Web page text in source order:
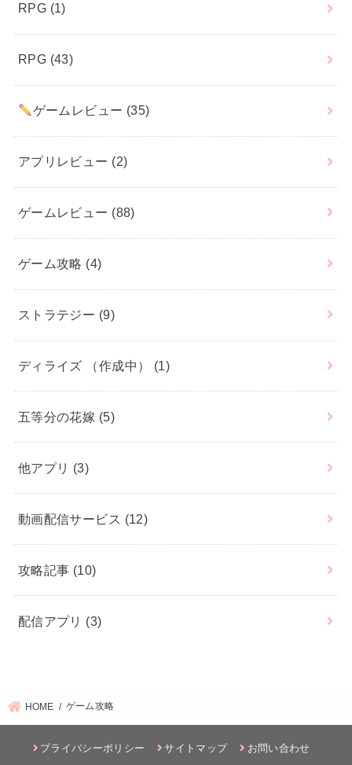
RPG (1)
RPG (43)
ゲームレビュー (35)
アプリレビュー (2)
ゲームレビュー (88)
ゲーム攻略 (4)
ストラテジー (9)
ディライズ （作成中） (1)
五等分の花嫁 (5)
他アプリ (3)
動画配信サービス (12)
攻略記事 (10)
配信アプリ (3)
HOME ゲーム攻略
プライバシーポリシー サイトマップ お問い合わせ